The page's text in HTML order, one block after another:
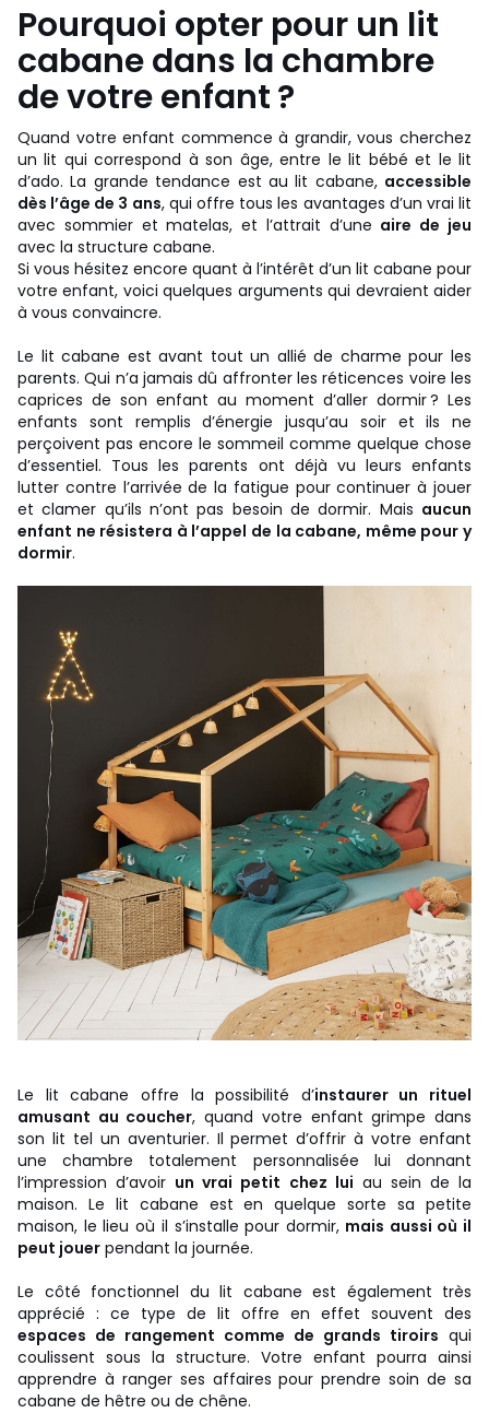
Pourquoi opter pour un lit
cabane dans la chambre
de votre enfant ?
Quand votre enfant commence à grandir, vous cherchez
un lit qui correspond à son âge, entre le lit bébé et le lit
d’ado. La grande tendance est au lit cabane, accessible
dès l’âge de 3 ans, qui offre tous les avantages d’un vrai lit
avec sommier et matelas, et l’attrait d’une aire de jeu
avec la structure cabane.
Si vous hésitez encore quant à l’intérêt d’un lit cabane pour
votre enfant, voici quelques arguments qui devraient aider
à vous convaincre.
Le lit cabane est avant tout un allié de charme pour les
parents. Qui n’a jamais dû affronter les réticences voire les
caprices de son enfant au moment d’aller dormir ? Les
enfants sont remplis d’énergie jusqu’au soir et ils ne
perçoivent pas encore le sommeil comme quelque chose
d’essentiel. Tous les parents ont déjà vu leurs enfants
lutter contre l’arrivée de la fatigue pour continuer à jouer
et clamer qu’ils n’ont pas besoin de dormir. Mais aucun
enfant ne résistera à l’appel de la cabane, même pour y
dormir.
Le lit cabane offre la possibilité d’instaurer un rituel
amusant au coucher, quand votre enfant grimpe dans
son lit tel un aventurier. Il permet d’offrir à votre enfant
une chambre totalement personnalisée lui donnant
l’impression d’avoir un vrai petit chez lui au sein de la
maison. Le lit cabane est en quelque sorte sa petite
maison, le lieu où il s’installe pour dormir, mais aussi où il
peut jouer pendant la journée.
Le côté fonctionnel du lit cabane est également très
apprécié : ce type de lit offre en effet souvent des
espaces de rangement comme de grands tiroirs qui
coulissent sous la structure. Votre enfant pourra ainsi
apprendre à ranger ses affaires pour prendre soin de sa
cabane de hêtre ou de chêne.